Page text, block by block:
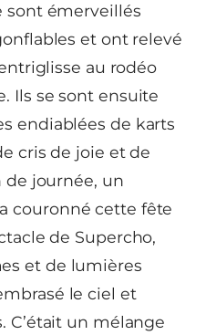
sont émerveillés
et ont relevé
au rodéo
Ils se sont ensuite
endiablées de karts
cris de joie et de
de journée, un
couronné cette fête
de Supercho,
et de lumières
le ciel et
C’était un mélange